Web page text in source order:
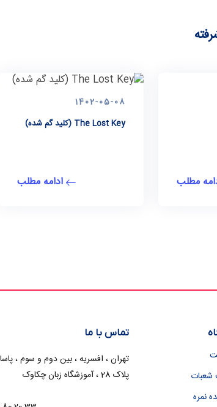
مطلب
1402-05-08
The Lost Key (کلید گم شده)
ادامه مطلب
نمره
تماس با ما
تهران ، افسریه ، بین دوم و سوم ،
پلاک 28 ، آموزشگاه زبان چکاوک